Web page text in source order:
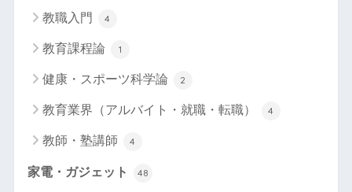
教職入門 4
教育課程論 1
健康・スポーツ科学論 2
教育業界（アルバイト・就職・転職） 4
教師・塾講師 4
家電・ガジェット 48